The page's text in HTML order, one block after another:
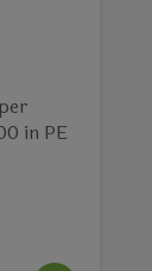
in PE